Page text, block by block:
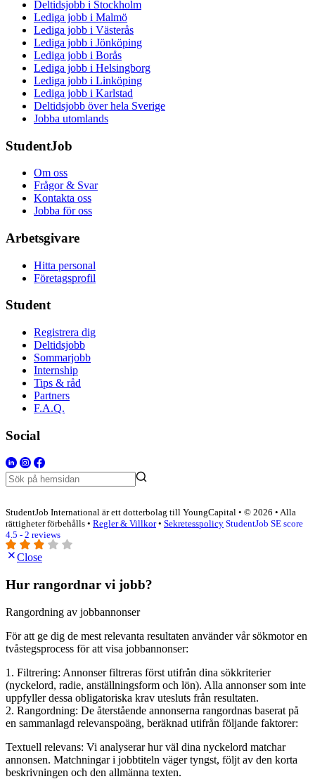
Deltidsjobb i Stockholm
Lediga jobb i Malmö
Lediga jobb i Västerås
Lediga jobb i Jönköping
Lediga jobb i Borås
Lediga jobb i Helsingborg
Lediga jobb i Linköping
Lediga jobb i Karlstad
Deltidsjobb över hela Sverige
Jobba utomlands
StudentJob
Om oss
Frågor & Svar
Kontakta oss
Jobba för oss
Arbetsgivare
Hitta personal
Företagsprofil
Student
Registrera dig
Deltidsjobb
Sommarjobb
Internship
Tips & råd
Partners
F.A.Q.
Social
StudentJob International är ett dotterbolag till YoungCapital • © 2026 • Alla
rättigheter förbehålls • Regler & Villkor• Sekretesspolicy StudentJob SE score
4.5 - 2 reviews
Close
Hur rangordnar vi jobb?
Rangordning av jobbannonser
För att ge dig de mest relevanta resultaten använder vår sökmotor en
tvåstegsprocess för att visa jobbannonser:
1. Filtrering: Annonser filtreras först utifrån dina sökkriterier
(nyckelord, radie, anställningsform och lön). Alla annonser som inte
uppfyller dessa obligatoriska krav utesluts från resultaten.
2. Rangordning: De återstående annonserna rangordnas baserat på
en sammanlagd relevanspoäng, beräknad utifrån följande faktorer:
Textuell relevans: Vi analyserar hur väl dina nyckelord matchar
annonsen. Matchningar i jobbtiteln väger tyngst, följt av den korta
beskrivningen och den allmänna texten.